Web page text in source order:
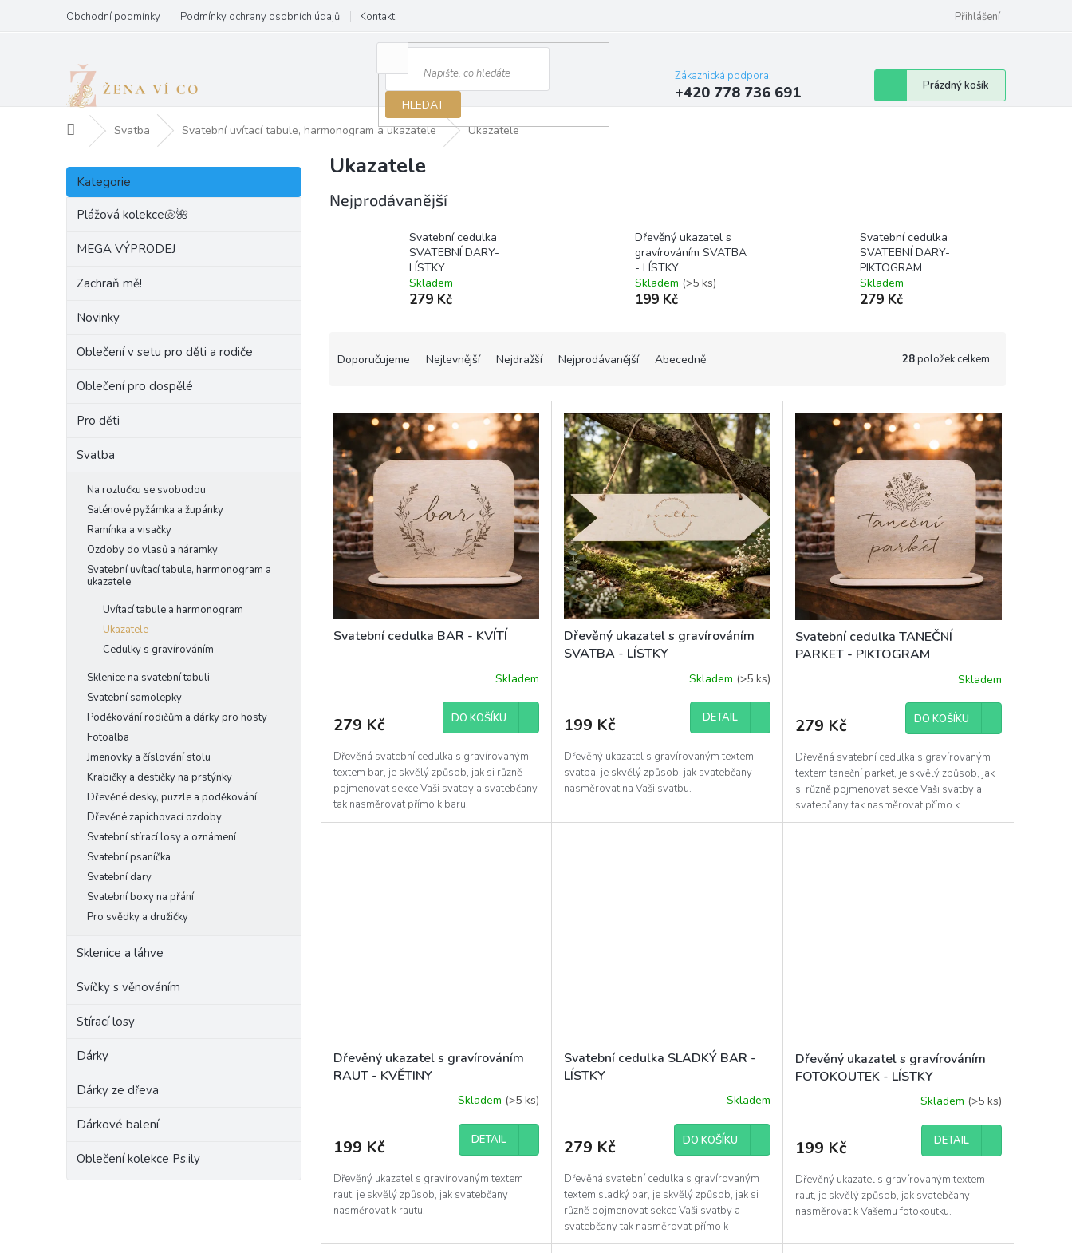
obsah
Obchodní podmínky Podmínky ochrany osobních údajů Kontakt Přihlášení
HLEDAT
Zákaznická podpora:
+420 778 736 691
Nákupní
košík
Prázdný košík
Domů Svatba Svatební uvítací tabule, harmonogram a ukazatele Ukazatele
P
s
Přeskočit
kategorie
Kategorie
Plážová kolekce🐚🌺
MEGA VÝPRODEJ
Zachraň mě!
Novinky
Oblečení v setu pro děti a rodiče
Oblečení pro dospělé
Pro děti
Svatba
Na rozlučku se svobodou
Saténové pyžámka a župánky
Ramínka a visačky
Ozdoby do vlasů a náramky
Svatební uvítací tabule, harmonogram a
ukazatele
Uvítací tabule a harmonogram
Ukazatele
Cedulky s gravírováním
Sklenice na svatební tabuli
Svatební samolepky
Poděkování rodičům a dárky pro hosty
Fotoalba
Jmenovky a číslování stolu
Krabičky a destičky na prstýnky
Dřevěné desky, puzzle a poděkování
Dřevěné zapichovací ozdoby
Svatební stírací losy a oznámení
Svatební psaníčka
Svatební dary
Svatební boxy na přání
Pro svědky a družičky
Sklenice a láhve
Svíčky s věnováním
Stírací losy
Dárky
Dárky ze dřeva
Dárkové balení
Oblečení kolekce Ps.ily
Ukazatele
Nejprodávanější
Svatební cedulka
SVATEBNÍ DARY-
LÍSTKY
Skladem
279 Kč
Dřevěný ukazatel s
gravírováním SVATBA
- LÍSTKY
Skladem (>5 ks)
199 Kč
Svatební cedulka
SVATEBNÍ DARY-
PIKTOGRAM
Skladem
279 Kč
n
p
r
o
d
u
k
t
ů
Doporučujeme Nejlevnější Nejdražší Nejprodávanější Abecedně 28položek celkem
V
p
s
p
r
o
d
u
k
ů
Svatební cedulka BAR - KVÍTÍ
Skladem
279 Kč DO KOŠÍKU
Dřevěná svatební cedulka s gravírovaným
textem bar, je skvělý způsob, jak si různě
pojmenovat sekce Vaši svatby a svatebčany
tak nasměrovat přímo k baru.
Dřevěný ukazatel s gravírováním
SVATBA - LÍSTKY
Skladem (>5 ks)
199 Kč DETAIL
Dřevěný ukazatel s gravírovaným textem
svatba, je skvělý způsob, jak svatebčany
nasměrovat na Vaši svatbu.
Svatební cedulka TANEČNÍ
PARKET - PIKTOGRAM
Skladem
279 Kč DO KOŠÍKU
Dřevěná svatební cedulka s gravírovaným
textem taneční parket, je skvělý způsob, jak
si různě pojmenovat sekce Vaši svatby a
svatebčany tak nasměrovat přímo k
tanečnímu parketu.
Dřevěný ukazatel s gravírováním
RAUT - KVĚTINY
Skladem (>5 ks)
199 Kč DETAIL
Dřevěný ukazatel s gravírovaným textem
raut, je skvělý způsob, jak svatebčany
nasměrovat k rautu.
Svatební cedulka SLADKÝ BAR -
LÍSTKY
Skladem
279 Kč DO KOŠÍKU
Dřevěná svatební cedulka s gravírovaným
textem sladký bar, je skvělý způsob, jak si
různě pojmenovat sekce Vaši svatby a
svatebčany tak nasměrovat přímo k
sladkému baru.
Dřevěný ukazatel s gravírováním
FOTOKOUTEK - LÍSTKY
Skladem (>5 ks)
199 Kč DETAIL
Dřevěný ukazatel s gravírovaným textem
raut, je skvělý způsob, jak svatebčany
nasměrovat k Vašemu fotokoutku.